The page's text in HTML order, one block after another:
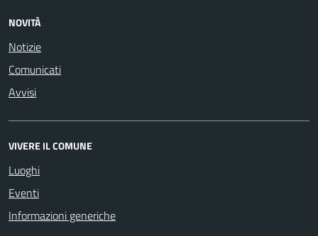
NOVITÀ
Notizie
Comunicati
Avvisi
VIVERE IL COMUNE
Luoghi
Eventi
Informazioni generiche